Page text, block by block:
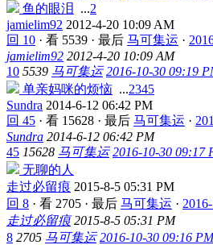
鱼的眼泪
...2
jamielim92 2012-4-20 10:09 AM
回 10 · 看 5539 · 最后 马可集运 ·
jamielim92 2012-4-20 10:09 AM
10 5539 马可集运 2016-10-30 09:19
单亲妈咪的烦恼 ...2345
Sundra 2014-6-12 06:42 PM
回 45 · 看 15628 · 最后 马可集运 ·
Sundra 2014-6-12 06:42 PM
45 15628 马可集运 2016-10-30 09:17
无聊的人
走过必留痕 2015-8-5 05:31 PM
回 8 · 看 2705 · 最后 马可集运 ·
走过必留痕 2015-8-5 05:31 PM
8 2705 马可集运 2016-10-30 09:16 PM